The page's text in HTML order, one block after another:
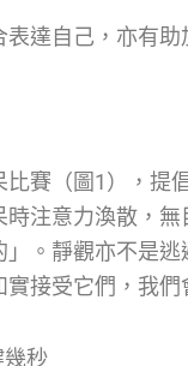
達自己，亦有助
比賽（圖1），
注意力渙散，
。靜觀亦不是
接受它們，我
幾秒